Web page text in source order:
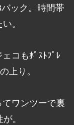
ック。時間帯
。
コもﾎﾟｽﾄﾌﾟﾚ
上り。
ワンツーで裏
。